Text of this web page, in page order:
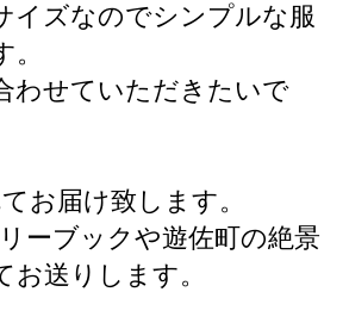
イズなのでシンプルな服
わせていただきたいで
お届け致します。
ーブックや遊佐町の絶景
お送りします。